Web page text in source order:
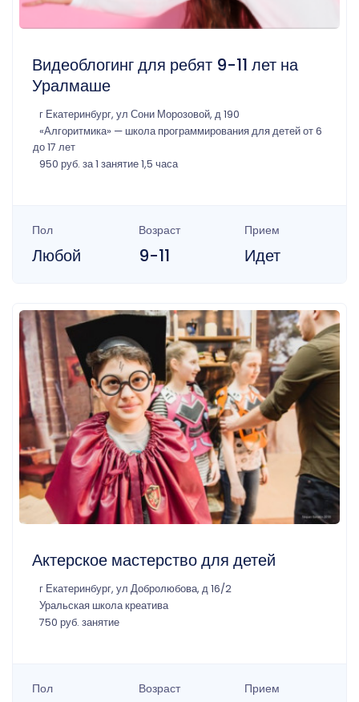
Видеоблогинг для ребят 9-11 лет на
Уралмаше
г Екатеринбург, ул Сони Морозовой, д 190
«Алгоритмика» — школа программирования для детей от 6
до 17 лет
950 руб. за 1 занятие 1,5 часа
Пол
Любой
Возраст
9-11
Прием
Идет
Актерское мастерство для детей
г Екатеринбург, ул Добролюбова, д 16/2
Уральская школа креатива
750 руб. занятие
Пол Возраст Прием